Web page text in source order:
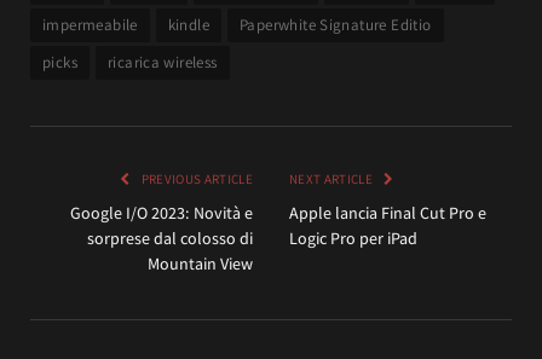
impermeabile
kindle
Paperwhite Signature Editio
picks
ricarica wireless
PREVIOUS ARTICLE
Google I/O 2023: Novità e
sorprese dal colosso di
Mountain View
NEXT ARTICLE
Apple lancia Final Cut Pro e
Logic Pro per iPad